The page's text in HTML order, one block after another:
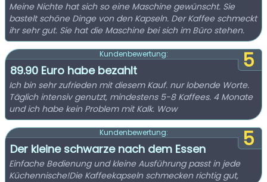
Meine Nichte hat sich so eine Maschine gewünscht. Sie
bastelt schöne Dinge von den Kapseln. Der Kaffee schmeckt
ihr sehr gut. Sie hat die Maschine bei sich im Büro stehen.
5
Kundenbewertung:
89.90 Euro habe bezahlt
Ich bin sehr zufrieden mit diesem Kauf. nur lobende Worte.
Täglich intensiv genutzt, mindestens 5-8 Kaffees. 4 Monate
und ich habe kein Problem mit Kalk. Wow
5
Kundenbewertung:
Der kleine schwarze nach dem Essen
Einfache Bedienung und kleine Ausführung passt in jede
Küchennische!Die Kaffeekapseln schmecken richtig gut,